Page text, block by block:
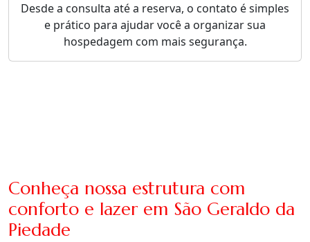
Desde a consulta até a reserva, o contato é simples
e prático para ajudar você a organizar sua
hospedagem com mais segurança.
Conheça nossa estrutura com
conforto e lazer em São Geraldo da
Piedade